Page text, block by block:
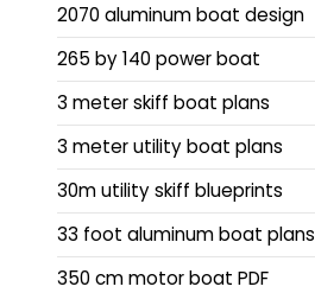
2070 aluminum boat design
265 by 140 power boat
3 meter skiff boat plans
3 meter utility boat plans
30m utility skiff blueprints
33 foot aluminum boat plans
350 cm motor boat PDF